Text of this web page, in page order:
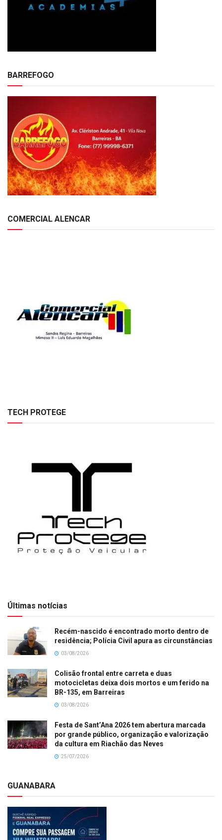
BARREFOGO
COMERCIAL ALENCAR
TECH PROTEGE
Últimas notícias
Recém-nascido é encontrado morto dentro de
residência; Polícia Civil apura as circunstâncias
03/08/2026
Colisão frontal entre carreta e duas
motocicletas deixa dois mortos e um ferido na
BR-135, em Barreiras
03/08/2026
Festa de Sant’Ana 2026 tem abertura marcada
por grande público, organização e valorização
da cultura em Riachão das Neves
25/07/2026
GUANABARA